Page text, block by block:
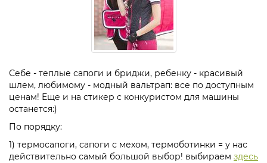
Себе - теплые сапоги и бриджи, ребенку - красивый
шлем, любимому - модный вальтрап: все по доступным
ценам! Еще и на стикер с конкуристом для машины
останется:)
По порядку:
1) термосапоги, сапоги с мехом, термоботинки = у нас
действительно самый большой выбор! выбираем здесь